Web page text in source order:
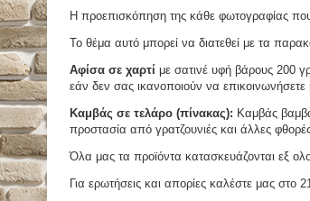
Η προεπισκόπηση της κάθε φωτογραφίας
Το θέμα αυτό μπορεί να διατεθεί με τα
Αφίσα σε χαρτί με σατινέ υφή βάρους 200
εάν δεν σας ικανοποιούν να επικοινωνήσετε
Καμβάς σε τελάρο (πίνακας): Καμβάς
προστασία από γρατζουνιές και άλλες
Όλα μας τα προϊόντα κατασκευάζονται εξ
Για ερωτήσεις και απορίες καλέστε μας